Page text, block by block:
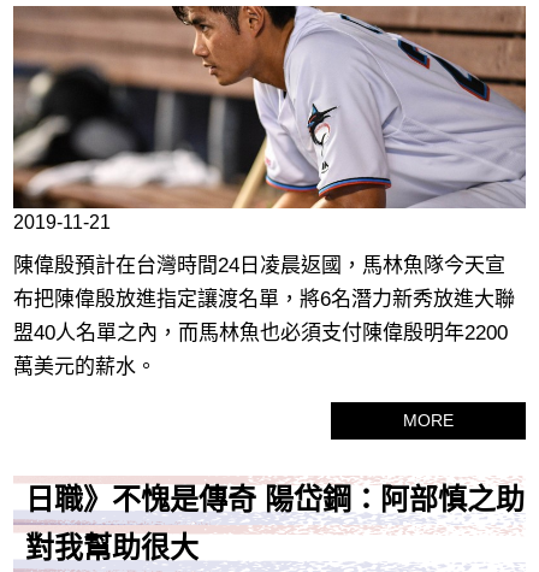
2019-11-21
陳偉殷預計在台灣時間24日凌晨返國，馬林魚隊今天宣
布把陳偉殷放進指定讓渡名單，將6名潛力新秀放進大聯
盟40人名單之內，而馬林魚也必須支付陳偉殷明年2200
萬美元的薪水。
MORE
日職》不愧是傳奇 陽岱鋼：阿部慎之助
對我幫助很大